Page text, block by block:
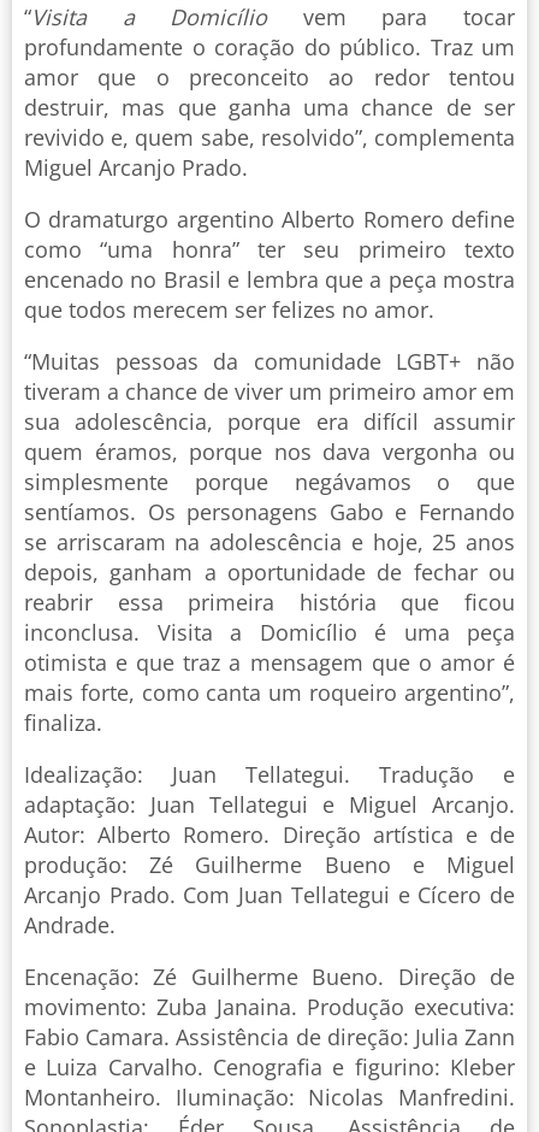
“Visita a Domicíliovem para tocar
profundamente o coração do público. Traz um
amor que o preconceito ao redor tentou
destruir, mas que ganha uma chance de ser
revivido e, quem sabe, resolvido”, complementa
Miguel Arcanjo Prado.
O dramaturgo argentino Alberto Romero define
como “uma honra” ter seu primeiro texto
encenado no Brasil e lembra que a peça mostra
que todos merecem ser felizes no amor.
“Muitas pessoas da comunidade LGBT+ não
tiveram a chance de viver um primeiro amor em
sua adolescência, porque era difícil assumir
quem éramos, porque nos dava vergonha ou
simplesmente porque negávamos o que
sentíamos. Os personagens Gabo e Fernando
se arriscaram na adolescência e hoje, 25 anos
depois, ganham a oportunidade de fechar ou
reabrir essa primeira história que ficou
inconclusa. Visita a Domicílio é uma peça
otimista e que traz a mensagem que o amor é
mais forte, como canta um roqueiro argentino”,
finaliza.
Idealização: Juan Tellategui. Tradução e
adaptação: Juan Tellategui e Miguel Arcanjo.
Autor: Alberto Romero. Direção artística e de
produção: Zé Guilherme Bueno e Miguel
Arcanjo Prado. Com Juan Tellategui e Cícero de
Andrade.
Encenação: Zé Guilherme Bueno. Direção de
movimento: Zuba Janaina. Produção executiva:
Fabio Camara. Assistência de direção: Julia Zann
e Luiza Carvalho. Cenografia e figurino: Kleber
Montanheiro. Iluminação: Nicolas Manfredini.